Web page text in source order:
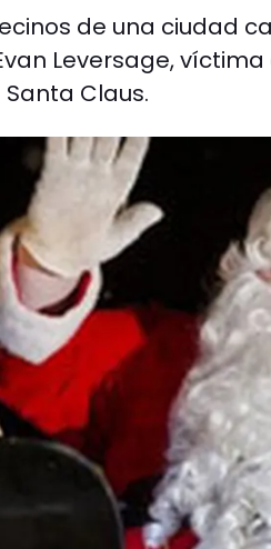
de una ciudad
Leversage,
Santa Claus.